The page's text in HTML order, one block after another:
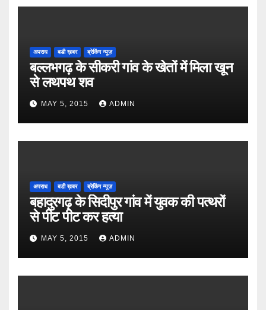
अपराध बडी ख़बर ब्रेकिंग न्यूज़
बल्लभगढ़ के सीकरी गांव के खेतों में मिला खून
से लथपथ शव
MAY 5, 2015 ADMIN
अपराध बडी ख़बर ब्रेकिंग न्यूज़
बहादुरगढ़ के सिदीपुर गांव में युवक की पत्थरों
से पीट पीट कर हत्या
MAY 5, 2015 ADMIN